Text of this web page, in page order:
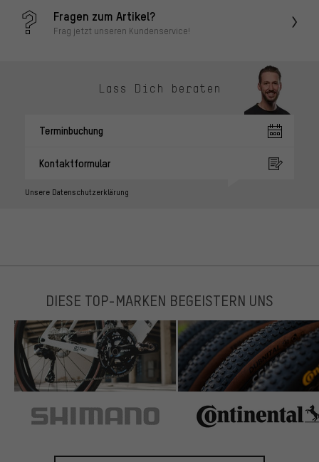
Fragen zum Artikel?
Frag jetzt unseren Kundenservice!
Lass Dich beraten
Terminbuchung
Kontaktformular
Unsere Datenschutzerklärung
DIESE TOP-MARKEN BEGEISTERN UNS